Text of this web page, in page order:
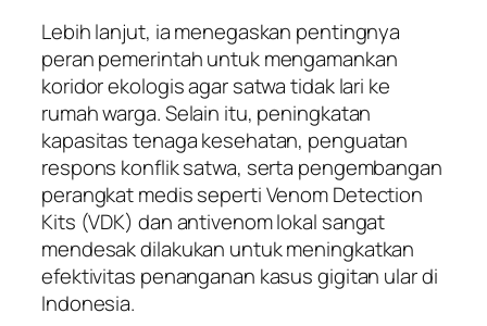
Lebih lanjut, ia menegaskan pentingnya
peran pemerintah untuk mengamankan
koridor ekologis agar satwa tidak lari ke
rumah warga. Selain itu, peningkatan
kapasitas tenaga kesehatan, penguatan
respons konflik satwa, serta pengembangan
perangkat medis seperti Venom Detection
Kits (VDK) dan antivenom lokal sangat
mendesak dilakukan untuk meningkatkan
efektivitas penanganan kasus gigitan ular di
Indonesia.